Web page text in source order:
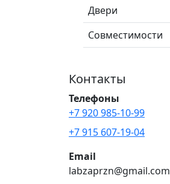
Двери
Совместимости
Контакты
Телефоны
+7 920 985-10-99
+7 915 607-19-04
Email
labzaprzn@gmail.com